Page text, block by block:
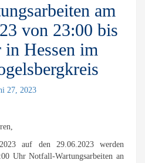
am
von 23:00 bis
Hessen im
27, 2023
auf den 29.06.2023 werden
Uhr Notfall-Wartungsarbeiten an